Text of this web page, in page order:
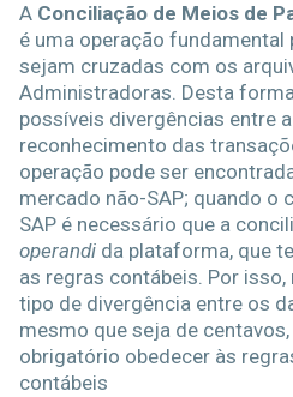
A Conciliação de Meios de
é uma operação fundamental
sejam cruzadas com os
Administradoras. Desta
possíveis divergências entre
reconhecimento das
operação pode ser
mercado não-SAP; quando o
SAP é necessário que a
operandi da plataforma, que
as regras contábeis. Por
tipo de divergência entre os
mesmo que seja de
obrigatório obedecer às
contábeis